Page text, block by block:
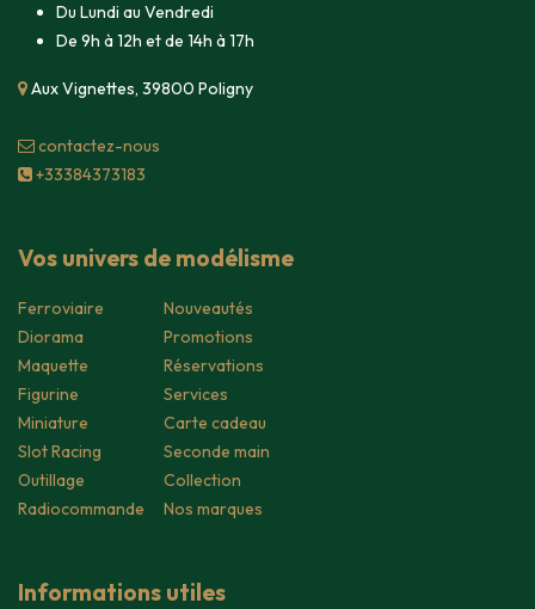
Du Lundi au Vendredi
De 9h à 12h et de 14h à 17h
Aux Vignettes, 39800 Poligny
contacte​z-nous
+33384373183
Vos univers de modélisme
Ferroviaire
Diorama
Maquette
Figurine
Miniature
Slot Racing
Outillage
Radiocommande
Nouveautés
Promotions
Réservations
Services
Carte cadeau
Seconde main
Collection
Nos marques
Informations utiles